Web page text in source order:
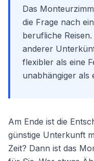
Das
die Frage nach
berufliche
anderer
flexibler als eine
unabhängiger als
Am Ende ist die
günstige Unterkunft
Zeit? Dann ist das